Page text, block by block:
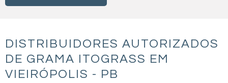
DISTRIBUIDORES AUTORIZADOS
DE GRAMA ITOGRASS EM
VIEIRÓPOLIS - PB